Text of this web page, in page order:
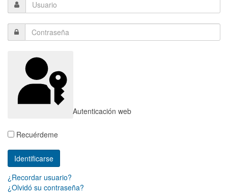
Autenticación web
Recuérdeme
¿Recordar usuario?
¿Olvidó su contraseña?